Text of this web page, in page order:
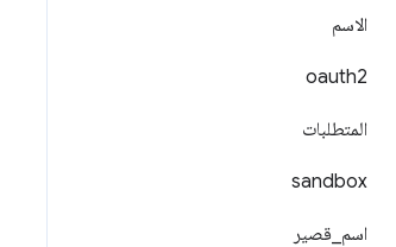
الاسم
oauth2
المتطلبات
sandbox
اسم قصير